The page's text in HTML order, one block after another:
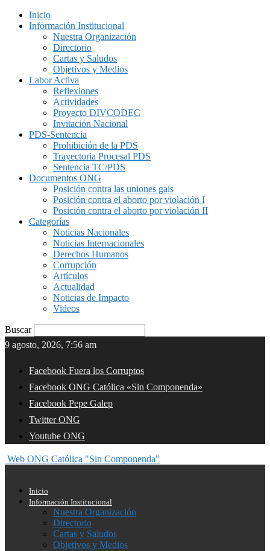
Inicio
Información Institucional
Nuestra Organización
Directorio
Cartas y Saludos
Objetivos y Medios
Labor Activa
Reflexiones
Actividades
Proyecto DIVCODEC
Invitación Nacional
PDS-Sentencia
Prohibición de la PDS
Trayectoria Procesal PDS
Sentencia TC/PDS
Documentos ONG
Posición contra las uniones gais
Posición contra el aborto por violación I
Posición contra el aborto por violación II
Categorías
Noticias Nacionales
Noticias Internacionales
Derechos Humanos
Corrupción
Artículos
Actualidad
Noticias de Impacto
Videos
Buscar
9 agosto, 2026, 7:56 am
Facebook Fuera los Corruptos
Facebook ONG Católica «Sin Componenda»
Facebook Pepe Galep
Twitter ONG
Youtube ONG
Web ONG Católica "Sin Componenda"
Inicio
Información Institucional
Nuestra Organización
Directorio
Cartas y Saludos
Objetivos y Medios